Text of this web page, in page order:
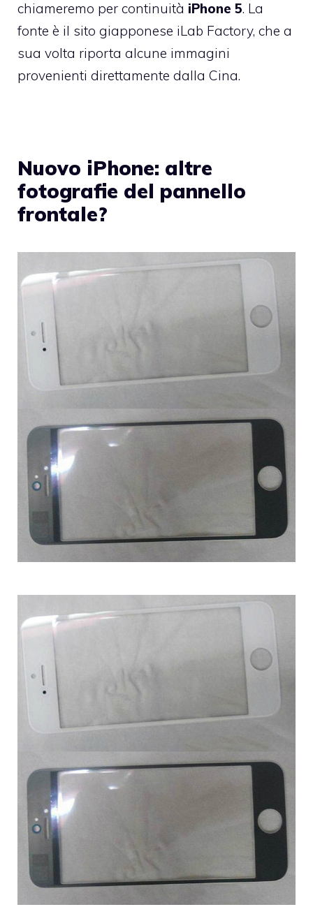
chiameremo per continuità iPhone 5. La
fonte è il sito giapponese iLab Factory, che a
sua volta riporta alcune immagini
provenienti direttamente dalla Cina.
Nuovo iPhone: altre
fotografie del pannello
frontale?